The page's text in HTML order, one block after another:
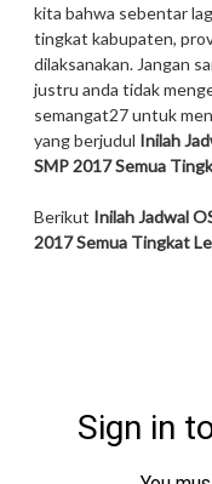
kita bahwa sebentar
tingkat kabupaten,
dilaksanakan. Jangan
justru anda tidak
semangat27 untuk
yang berjudul Inilah
SMP 2017 Semua
Berikut Inilah Jadwal
2017 Semua Tingkat